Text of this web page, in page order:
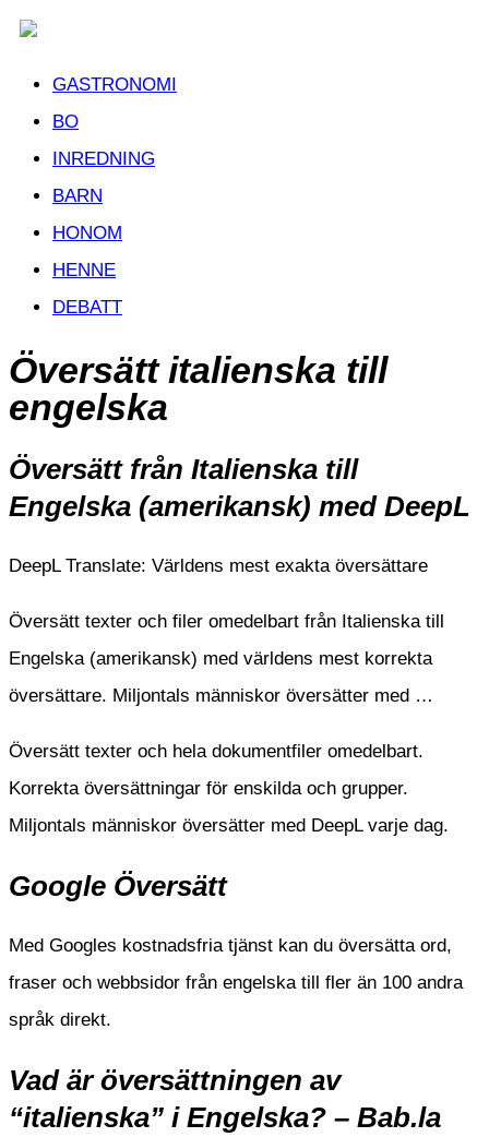
GASTRONOMI
BO
INREDNING
BARN
HONOM
HENNE
DEBATT
Översätt italienska till
engelska
Översätt från Italienska till
Engelska (amerikansk) med DeepL
DeepL Translate: Världens mest exakta översättare
Översätt texter och filer omedelbart från Italienska till
Engelska (amerikansk) med världens mest korrekta
översättare. Miljontals människor översätter med …
Översätt texter och hela dokumentfiler omedelbart.
Korrekta översättningar för enskilda och grupper.
Miljontals människor översätter med DeepL varje dag.
Google Översätt
Med Googles kostnadsfria tjänst kan du översätta ord,
fraser och webbsidor från engelska till fler än 100 andra
språk direkt.
Vad är översättningen av
“italienska” i Engelska? – Bab.la